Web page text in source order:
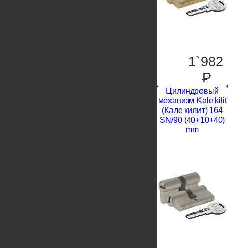
1`982
P
Цилиндровый
механизм Kale kilit
(Кале килит) 164
SN/90 (40+10+40)
mm